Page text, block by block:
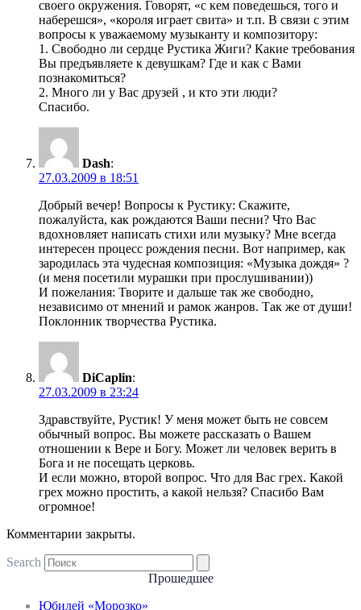
своего окружения. Говорят, «с кем поведешься, того и
наберешся», «короля играет свита» и т.п. В связи с этим
вопросы к уважаемому музыканту и композитору:
1. Свободно ли сердце Рустика Жиги? Какие требования
Вы предъявляете к девушкам? Где и как с Вами
познакомиться?
2. Много ли у Вас друзей , и кто эти люди?
Спасибо.
Dash:
27.03.2009 в 18:51
Добрый вечер! Вопросы к Рустику: Скажите,
пожалуйста, как рождаются Ваши песни? Что Вас
вдохновляет написать стихи или музыку? Мне всегда
интересен процесс рождения песни. Вот например, как
зародилась эта чудесная композиция: «Музыка дождя» ?
(и меня посетили мурашки при прослушивании))
И пожелания: Творите и дальше так же свободно,
независимо от мнений и рамок жанров. Так же от души!
Поклонник творчества Рустика.
DiCaplin:
27.03.2009 в 23:24
Здравствуйте, Рустик! У меня может быть не совсем
обычный вопрос. Вы можете рассказать о Вашем
отношении к Вере и Богу. Может ли человек верить в
Бога и не посещать церковь.
И если можно, второй вопрос. Что для Вас грех. Какой
грех можно простить, а какой нельзя? Спасибо Вам
огромное!
Комментарии закрыты.
Search
Прошедшее
Юбилей «Морозко»